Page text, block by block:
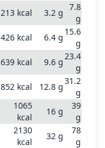
213 kcal 3.2 g
7.8
g
426 kcal 6.4 g
15.6
g
639 kcal 9.6 g
23.4
g
852 kcal 12.8 g
31.2
g
1065
kcal
16 g
39
g
2130
kcal
32 g
78
g